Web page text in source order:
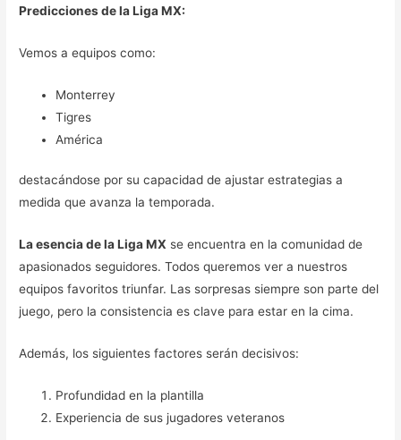
Predicciones de la Liga MX:
Vemos a equipos como:
Monterrey
Tigres
América
destacándose por su capacidad de ajustar estrategias a
medida que avanza la temporada.
La esencia de la Liga MX se encuentra en la comunidad de
apasionados seguidores. Todos queremos ver a nuestros
equipos favoritos triunfar. Las sorpresas siempre son parte del
juego, pero la consistencia es clave para estar en la cima.
Además, los siguientes factores serán decisivos:
Profundidad en la plantilla
Experiencia de sus jugadores veteranos